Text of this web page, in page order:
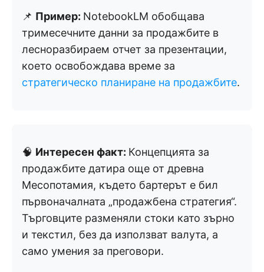
📌 Пример: NotebookLM обобщава
тримесечните данни за продажбите в
лесноразбираем отчет за презентации,
което освобождава време за
стратегическо планиране на продажбите.
🧠 Интересен факт: Концепцията за
продажбите датира още от древна
Месопотамия, където бартерът е бил
първоначалната „продажбена стратегия“.
Търговците разменяли стоки като зърно
и текстил, без да използват валута, а
само умения за преговори.